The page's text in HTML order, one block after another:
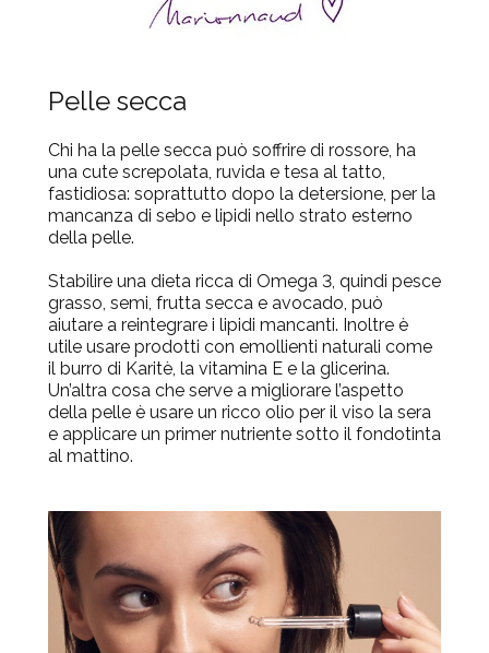
Pelle secca
Chi ha la pelle secca può soffrire di rossore, ha
una cute screpolata, ruvida e tesa al tatto,
fastidiosa: soprattutto dopo la detersione, per la
mancanza di sebo e lipidi nello strato esterno
della pelle.
Stabilire una dieta ricca di Omega 3, quindi pesce
grasso, semi, frutta secca e avocado, può
aiutare a reintegrare i lipidi mancanti. Inoltre è
utile usare prodotti con emollienti naturali come
il burro di Karitè, la vitamina E e la glicerina.
Un’altra cosa che serve a migliorare l’aspetto
della pelle è usare un ricco olio per il viso la sera
e applicare un primer nutriente sotto il fondotinta
al mattino.